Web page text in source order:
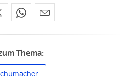
Thema: